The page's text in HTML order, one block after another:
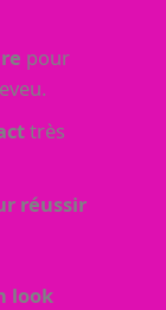
pour
très
réussir
look